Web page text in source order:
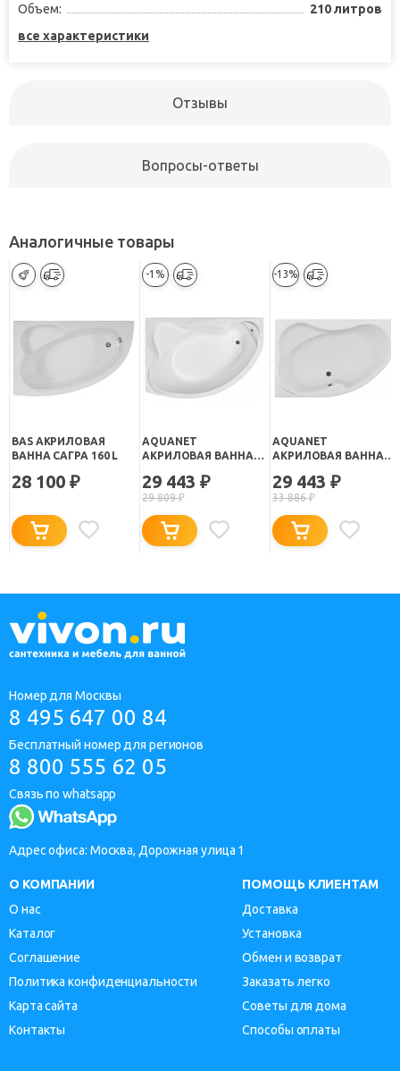
Объем:
210 литров
все характеристики
Отзывы
Вопросы-ответы
Аналогичные товары
BAS АКРИЛОВАЯ
ВАННА САГРА 160 L
28 100 ₽
-1%
AQUANET
АКРИЛОВАЯ ВАННА
29 443 ₽
29 809₽
-13%
AQUANET
АКРИЛОВАЯ ВАННА
29 443 ₽
33 886₽
Номер для Москвы
8 495 647 00 84
Бесплатный номер для регионов
8 800 555 62 05
Связь по whatsapp
Адрес офиса: Москва, Дорожная улица 1
О КОМПАНИИ
О нас
Каталог
Соглашение
Политика конфиденциальности
Карта сайта
Контакты
ПОМОЩЬ КЛИЕНТАМ
Доставка
Установка
Обмен и возврат
Заказать легко
Советы для дома
Способы оплаты